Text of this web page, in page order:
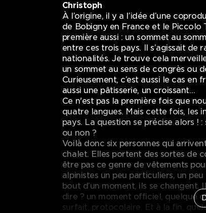
Christoph
À l’origine, il y a l’idée d’une
de Bobigny en France et le Piccolo
première aussi : un sommet au
entre ces trois pays. Il s’agissait de
nationalités. Je trouve cela
un sommet au sens de congrès ou
Curieusement, c’est aussi le cas en
aussi une pâtisserie, un croissant…
Ce n'est pas la première fois que
quatre langues. Mais cette fois, les
pays. La question se précise alors !
ou non ?
Voilà donc six personnes qui
chalet. Elles portent des sortes de
être pas ce genre de vêtements
alpinistes un peu particuliers, un
bout d’un moment, ils se
dire ? un moment officiel, quelque
surfait, protocolaire. Et à la fin,